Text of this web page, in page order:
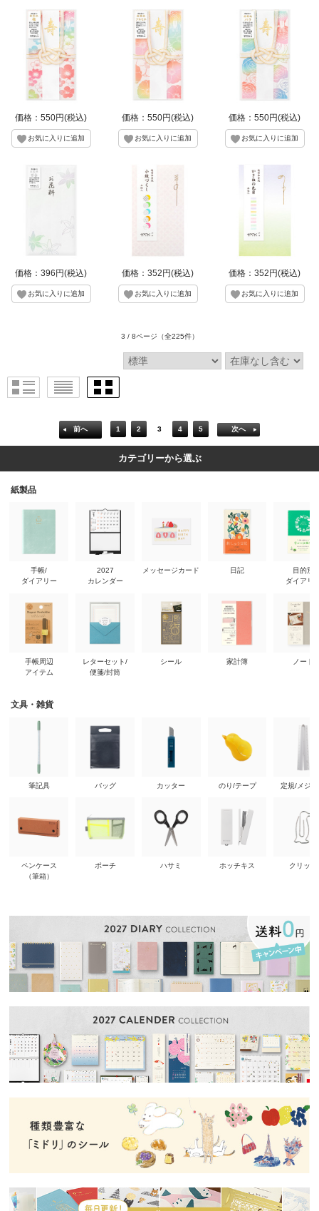
価格：550円(税込) 価格：550円(税込) 価格：550円(税込)
価格：396円(税込) 価格：352円(税込) 価格：352円(税込)
3 / 8ページ （全225件）
前へ 1 2 3 4 5 次へ
カテゴリーから選ぶ
紙製品
手帳/
ダイアリー
手帳周辺
アイテム
2027
カレンダー
レターセット/
便箋/封筒
メッセージカード
シール
日記
家計簿
目的別
ダイアリ
ノート
文具・雑貨
筆記具
ペンケース
（筆箱）
バッグ
ポーチ
カッター
ハサミ
のり/テープ
ホッチキス
定規/メジ
クリップ